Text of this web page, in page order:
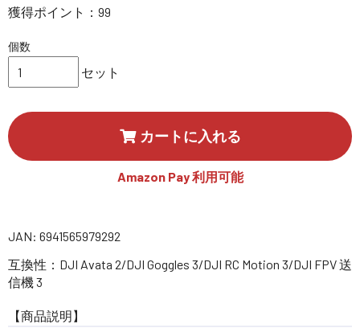
コーポレートサイト
獲得ポイント：99
個数
セット
カートに入れる
Amazon Pay 利用可能
JAN: 6941565979292
互換性：DJI Avata 2/DJI Goggles 3/DJI RC Motion 3/DJI FPV 送
信機 3
【商品説明】